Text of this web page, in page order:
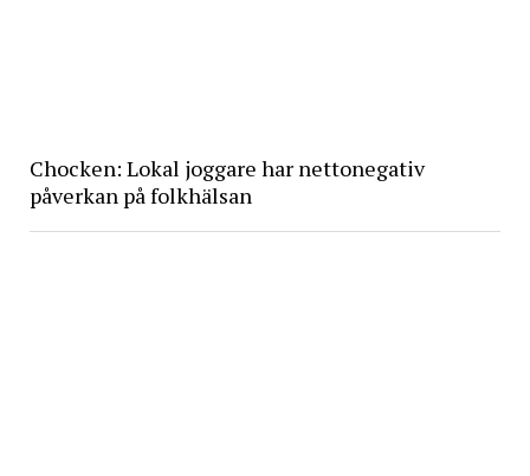
Chocken: Lokal joggare har nettonegativ
påverkan på folkhälsan